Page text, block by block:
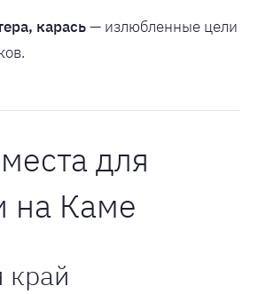
карась— излюбленные цели
для
на Каме
край